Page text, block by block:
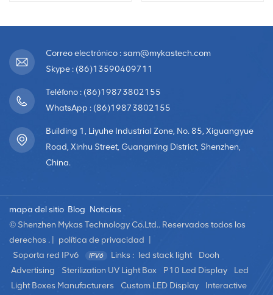
Correo electrónico : sam@mykastech.com
Skype : (86)13590409711
Teléfono : (86)19873802155
WhatsApp : (86)19873802155
Building 1, Liyuhe Industrial Zone, No. 85, Xiguangyue
Road, Xinhu Street, Guangming District, Shenzhen,
China.
mapa del sitio Blog Noticias
© Shenzhen Mykas Technology Co.Ltd.. Reservados todos los
derechos . |
política de privacidad
Soporta red IPv6
Links : led stack light
Dooh
Advertising
Sterilization UV Light Box P10 Led Display
Led
Light Boxes Manufacturers
Custom LED Display Interactive